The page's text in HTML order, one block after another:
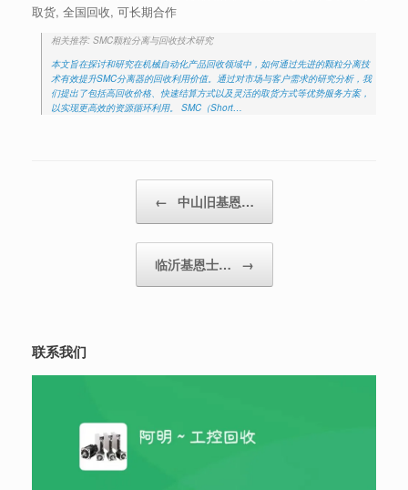
取货, 全国回收, 可长期合作
相关推荐: SMC颗粒分离与回收技术研究
本文旨在探讨和研究在机械自动化产品回收领域中，如何通过先进的颗粒分离技
术有效提升SMC分离器的回收利用价值。通过对市场与客户需求的研究分析，我
们提出了包括高回收价格、快速结算方式以及灵活的取货方式等优势服务方案，
以实现更高效的资源循环利用。 SMC（Short…
← 中山旧基恩…
临沂基恩士… →
联系我们